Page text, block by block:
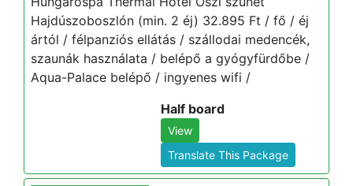
Hajdúszoboszlón (min. 2 éj) 32.895 Ft / fő / éj
ártól / félpanziós ellátás / szállodai medencék,
szaunák használata / belépő a gyógyfürdőbe /
Aqua-Palace belépő / ingyenes wifi /
Half board
View
Translate This Package